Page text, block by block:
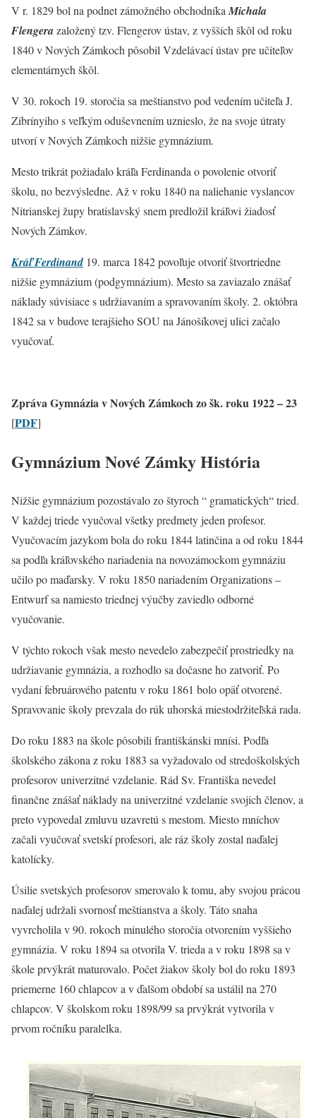
V r. 1829 bol na podnet zámožného obchodníkaMichala
Flengerazaložený tzv. Flengerov ústav, z vyšších škôl od roku
1840 v Nových Zámkoch pôsobil Vzdelávací ústav pre učiteľov
elementárnych škôl.
V 30. rokoch 19. storočia sa meštianstvo pod vedením učiteľa J.
Zibrínyiho s veľkým oduševnením uznieslo, že na svoje útraty
utvorí v Nových Zámkoch nižšie gymnázium.
Mesto trikrát požiadalo kráľa Ferdinanda o povolenie otvoriť
školu, no bezvýsledne. Až v roku 1840 na naliehanie vyslancov
Nitrianskej župy bratislavský snem predložil kráľovi žiadosť
Nových Zámkov.
Kráľ Ferdinand19. marca 1842 povoľuje otvoriť štvortriedne
nižšie gymnázium (podgymnázium). Mesto sa zaviazalo znášať
náklady súvisiace s udržiavaním a spravovaním školy. 2. októbra
1842 sa v budove terajšieho SOU na Jánošíkovej ulici začalo
vyučovať.
Zpráva Gymnázia v Nových Zámkoch zo šk. roku 1922 – 23
[PDF]
Gymnázium Nové Zámky História
Nižšie gymnázium pozostávalo zo štyroch “ gramatických“ tried.
V každej triede vyučoval všetky predmety jeden profesor.
Vyučovacím jazykom bola do roku 1844 latinčina a od roku 1844
sa podľa kráľovského nariadenia na novozámockom gymnáziu
učilo po maďarsky. V roku 1850 nariadením Organizations –
Entwurf sa namiesto triednej výučby zaviedlo odborné
vyučovanie.
V týchto rokoch však mesto nevedelo zabezpečiť prostriedky na
udržiavanie gymnázia, a rozhodlo sa dočasne ho zatvoriť. Po
vydaní februárového patentu v roku 1861 bolo opäť otvorené.
Spravovanie školy prevzala do rúk uhorská miestodržiteľská rada.
Do roku 1883 na škole pôsobili františkánski mnísi. Podľa
školského zákona z roku 1883 sa vyžadovalo od stredoškolských
profesorov univerzitné vzdelanie. Rád Sv. Františka nevedel
finančne znášať náklady na univerzitné vzdelanie svojich členov, a
preto vypovedal zmluvu uzavretú s mestom. Miesto mníchov
začali vyučovať svetskí profesori, ale ráz školy zostal naďalej
katolícky.
Úsilie svetských profesorov smerovalo k tomu, aby svojou prácou
naďalej udržali svornosť meštianstva a školy. Táto snaha
vyvrcholila v 90. rokoch minulého storočia otvorením vyššieho
gymnázia. V roku 1894 sa otvorila V. trieda a v roku 1898 sa v
škole prvýkrát maturovalo. Počet žiakov školy bol do roku 1893
priemerne 160 chlapcov a v ďalšom období sa ustálil na 270
chlapcov. V školskom roku 1898/99 sa prvýkrát vytvorila v
prvom ročníku paralelka.